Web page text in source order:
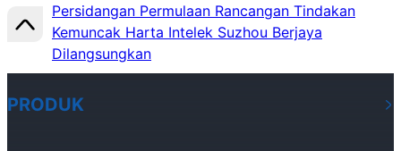
Persidangan Permulaan Rancangan Tindakan
Kemuncak Harta Intelek Suzhou Berjaya
Dilangsungkan
PRODUK